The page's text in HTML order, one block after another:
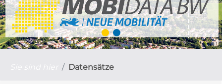
Datensätze